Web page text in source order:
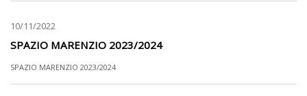
10/11/2022
SPAZIO MARENZIO 2023/2024
SPAZIO MARENZIO 2023/2024